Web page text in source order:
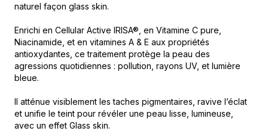
naturel façon glass skin.
Enrichi en Cellular Active IRISA®, en Vitamine C pure,
Niacinamide, et en vitamines A & E aux propriétés
antioxydantes, ce traitement protège la peau des
agressions quotidiennes : pollution, rayons UV, et lumière
bleue.
Il atténue visiblement les taches pigmentaires, ravive l’éclat
et unifie le teint pour révéler une peau lisse, lumineuse,
avec un effet Glass skin.